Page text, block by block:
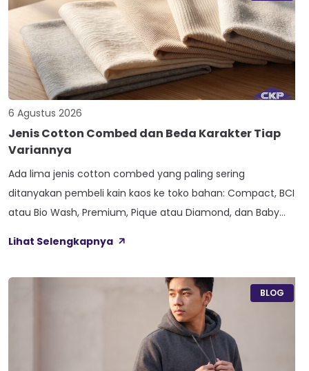
6 Agustus 2026
Jenis Cotton Combed dan Beda Karakter Tiap
Variannya
Ada lima jenis cotton combed yang paling sering
ditanyakan pembeli kain kaos ke toko bahan: Compact, BCI
atau Bio Wash, Premium, Pique atau Diamond, dan Baby
benang atau jenis rajutan, bukan dari angka ketebalan
Lihat Selengkapnya
BLOG